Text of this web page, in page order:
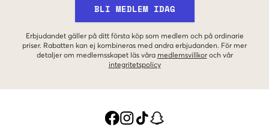
BLI MEDLEM IDAG
Erbjudandet gäller på ditt första köp som medlem och på ordinarie
priser. Rabatten kan ej kombineras med andra erbjudanden. För mer
detaljer om medlemsskapet läs våra medlemsvillkor och vår
integritetspolicy